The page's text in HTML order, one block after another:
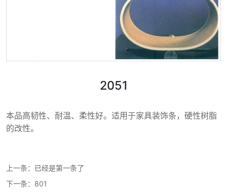
2051
本品高韧性、耐温、柔性好。适用于家具装饰条，硬性树脂
的改性。
上一条：已经是第一条了
下一条： 801